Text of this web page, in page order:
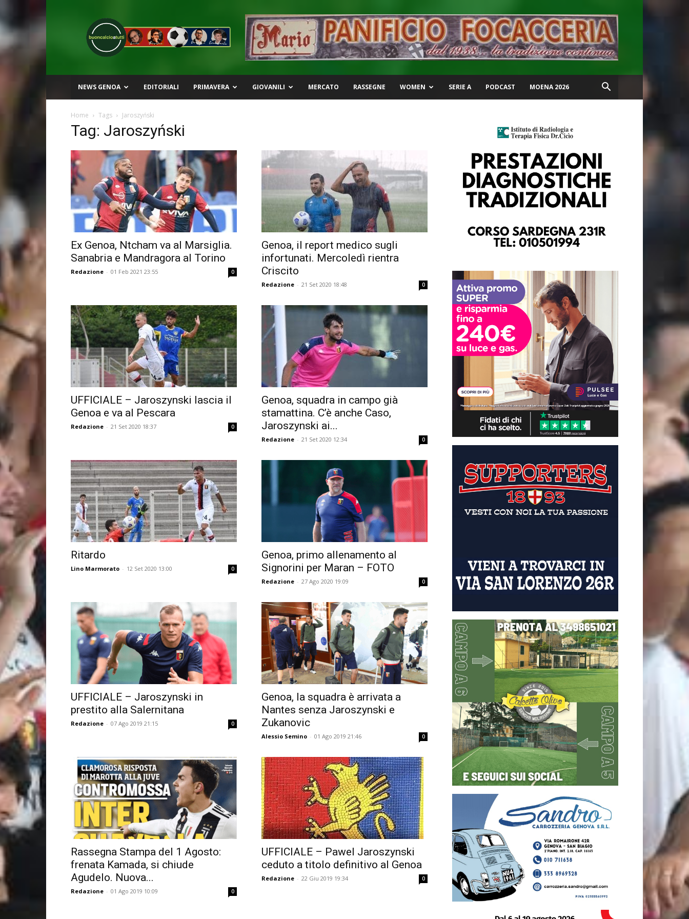
Buon
Calcio
a
Tutti
NEWS GENOA EDITORIALI PRIMAVERA GIOVANILI MERCATO RASSEGNE WOMEN SERIE A PODCAST MOENA 2026
Home Tags Jaroszyński
Tag: Jaroszyński
Ex Genoa, Ntcham va al Marsiglia.
Sanabria e Mandragora al Torino
Redazione - 01 Feb 2021 23:55 0
Genoa, il report medico sugli
infortunati. Mercoledì rientra
Criscito
Redazione - 21 Set 2020 18:48 0
UFFICIALE – Jaroszynski lascia il
Genoa e va al Pescara
Redazione - 21 Set 2020 18:37 0
Genoa, squadra in campo già
stamattina. C’è anche Caso,
Jaroszynski ai...
Redazione - 21 Set 2020 12:34 0
Ritardo
Lino Marmorato - 12 Set 2020 13:00 0
Genoa, primo allenamento al
Signorini per Maran – FOTO
Redazione - 27 Ago 2020 19:09 0
UFFICIALE – Jaroszynski in
prestito alla Salernitana
Redazione - 07 Ago 2019 21:15 0
Genoa, la squadra è arrivata a
Nantes senza Jaroszynski e
Zukanovic
Alessio Semino - 01 Ago 2019 21:46 0
Rassegna Stampa del 1 Agosto:
frenata Kamada, si chiude
Agudelo. Nuova...
Redazione - 01 Ago 2019 10:09 0
UFFICIALE – Pawel Jaroszynski
ceduto a titolo definitivo al Genoa
Redazione - 22 Giu 2019 19:34 0